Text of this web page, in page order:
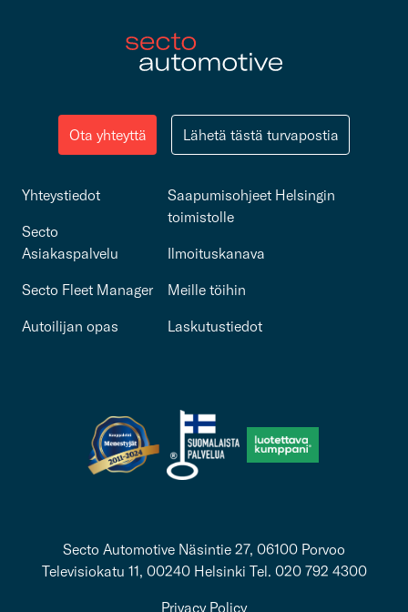
Ota yhteyttä Lähetä tästä turvapostia
Yhteystiedot
Secto
Asiakaspalvelu
Secto Fleet Manager
Autoilijan opas
Saapumisohjeet Helsingin
toimistolle
Ilmoituskanava
Meille töihin
Laskutustiedot
Privacy Policy
Secto Automotive Näsintie 27, 06100 Porvoo
Televisiokatu 11, 00240 Helsinki Tel. 020 792 4300